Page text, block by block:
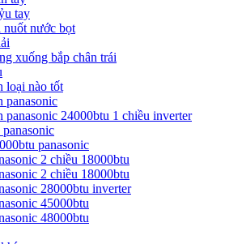
tay
nuốt nước bọt
xuống bắp chân trái
loại nào tốt
panasonic
panasonic 24000btu 1 chiều inverter
panasonic
2 chiều 18000btu
2 chiều 18000btu
28000btu inverter
45000btu
48000btu